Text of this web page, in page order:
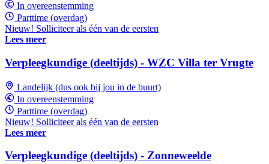
In overeenstemming
Parttime (overdag)
Nieuw! Solliciteer als één van de eersten
Lees meer
Verpleegkundige (deeltijds) - WZC Villa ter Vrugte
Landelijk (dus ook bij jou in de buurt)
In overeenstemming
Parttime (overdag)
Nieuw! Solliciteer als één van de eersten
Lees meer
Verpleegkundige (deeltijds) - Zonneweelde